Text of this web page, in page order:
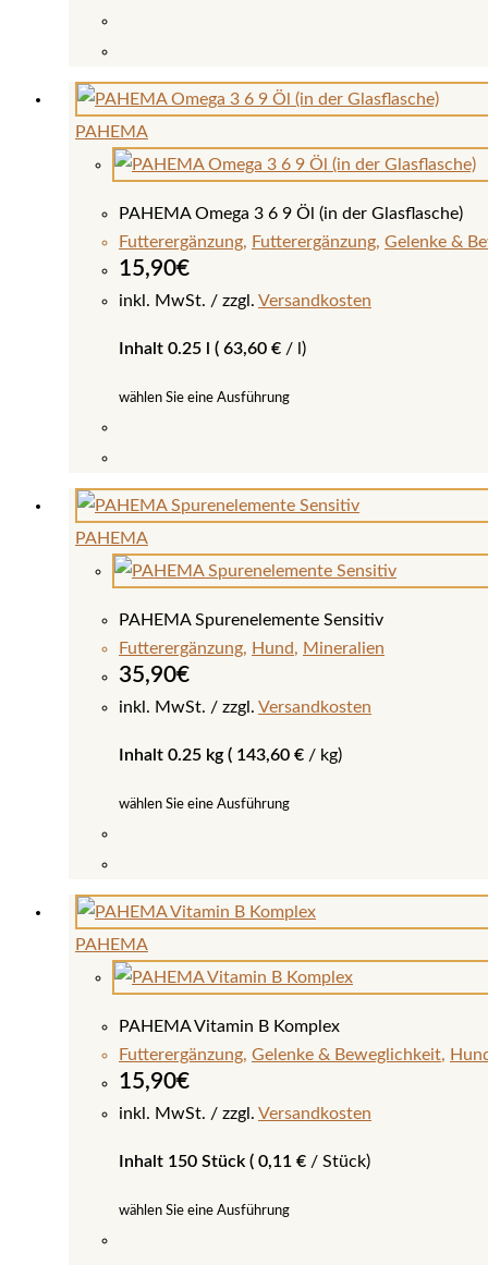
Produkt
weist
mehrere
Varianten
Die
Optionen
können
der
PAHEMA
PAHEMA Omega 3 6 9 Öl (in der Glasflasche)
Futterergänzung, Futterergänzung, Gelenke &
15,90€
inkl. MwSt. zzgl. Versandkosten
Inhalt 0.25 l ( 63,60 € / l)
wählen Sie eine Ausführung
Produkt
weist
mehrere
Varianten
Die
Optionen
können
der
PAHEMA
PAHEMA Spurenelemente Sensitiv
Futterergänzung, Hund, Mineralien
35,90€
inkl. MwSt. zzgl. Versandkosten
Inhalt 0.25 kg ( 143,60 € / kg)
wählen Sie eine Ausführung
Produkt
weist
mehrere
Varianten
Die
Optionen
können
der
PAHEMA
PAHEMA Vitamin B Komplex
Futterergänzung, Gelenke & Beweglichkeit,
15,90€
inkl. MwSt. zzgl. Versandkosten
Inhalt 150 Stück ( 0,11 € / Stück)
wählen Sie eine Ausführung